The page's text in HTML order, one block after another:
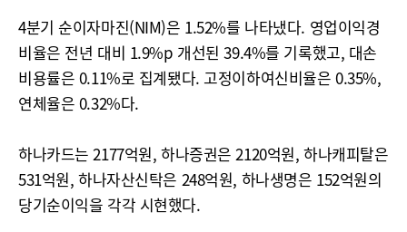
4분기 순이자마진(NIM)은 1.52%를 나타냈다. 영업이익경
비율은 전년 대비 1.9%p 개선된 39.4%를 기록했고, 대손
비용률은 0.11%로 집계됐다. 고정이하여신비율은 0.35%,
연체율은 0.32%다.
하나카드는 2177억원, 하나증권은 2120억원, 하나캐피탈은
531억원, 하나자산신탁은 248억원, 하나생명은 152억원의
당기순이익을 각각 시현했다.